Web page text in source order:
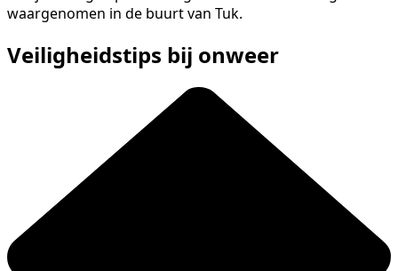
waargenomen in de buurt van Tuk.
Veiligheidstips bij onweer